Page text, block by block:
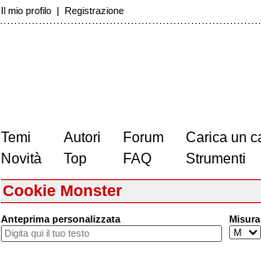
Il mio profilo | Registrazione
Temi
Novità
Autori
Top
Forum
FAQ
Carica un
Strumenti
Cookie Monster
Anteprima personalizzata Misura